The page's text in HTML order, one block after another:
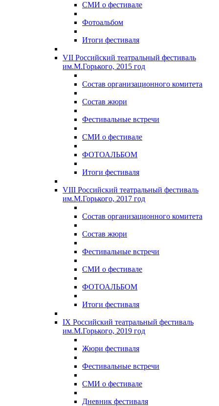
СМИ о фестивале
Фотоальбом
Итоги фестиваля
VII Российский театральный фестиваль
им.М.Горького, 2015 год
Состав организационного комитета
Состав жюри
Фестивальные встречи
СМИ о фестивале
ФОТОАЛЬБОМ
Итоги фестиваля
VIII Российский театральный фестиваль
им.М.Горького, 2017 год
Состав организационного комитета
Состав жюри
Фестивальные встречи
СМИ о фестивале
ФОТОАЛЬБОМ
Итоги фестиваля
IX Российский театральный фестиваль
им.М.Горького, 2019 год
Жюри фестиваля
Фестивальные встречи
СМИ о фестивале
Дневник фестиваля